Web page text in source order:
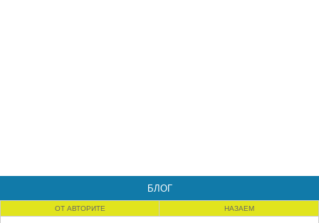
БЛОГ
ОТ АВТОРИТЕ НАЗАЕМ